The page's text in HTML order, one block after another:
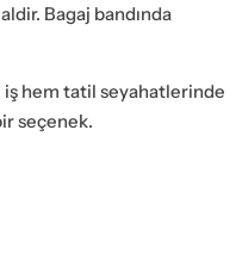
Bagaj bandında
iş hem tatil seyahatlerinde
seçenek.